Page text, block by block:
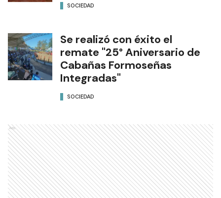
SOCIEDAD
Se realizó con éxito el
remate "25° Aniversario de
Cabañas Formoseñas
Integradas"
SOCIEDAD
Ads